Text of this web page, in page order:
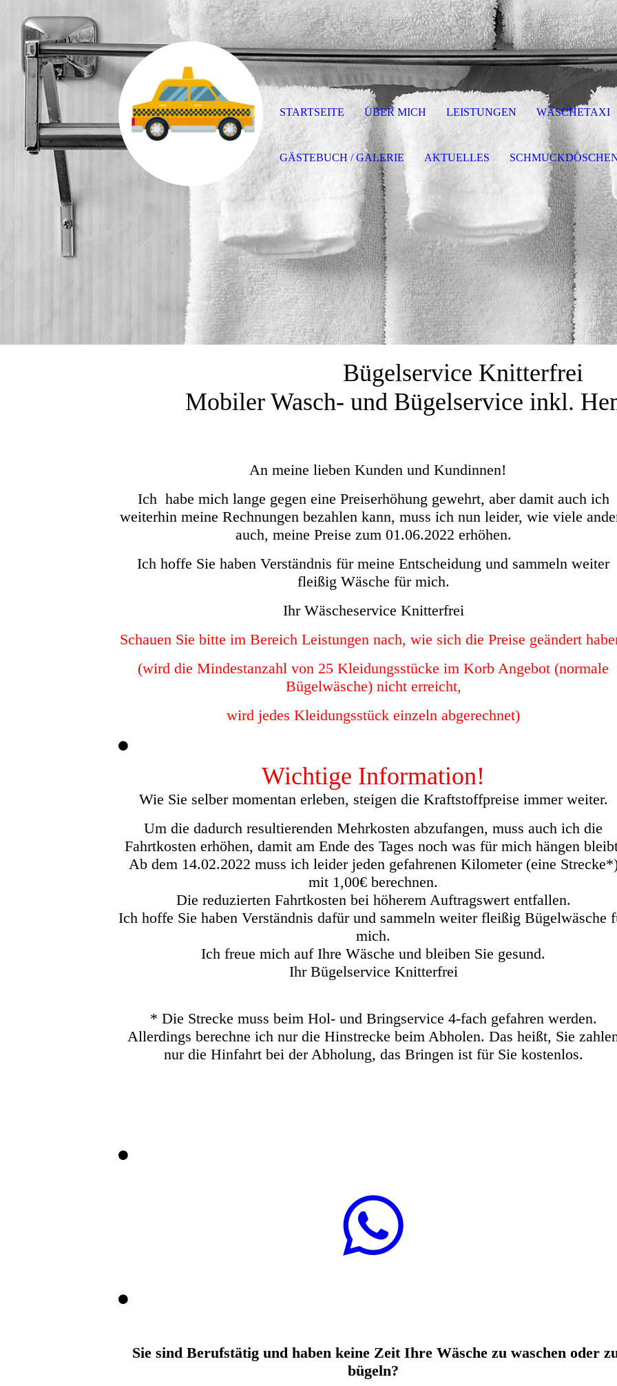
Bügelservice Knitterfrei
Mobiler Wasch- und Bügelservice inkl.
An meine lieben Kunden und Kundinnen!
Ich habe mich lange gegen eine Preiserhöhung gewehrt, aber damit auch ich
weiterhin meine Rechnungen bezahlen kann, muss ich nun leider, wie viele
auch, meine Preise zum 01.06.2022 erhöhen.
Ich hoffe Sie haben Verständnis für meine Entscheidung und sammeln weiter
fleißig Wäsche für mich.
Ihr Wäscheservice Knitterfrei
Schauen Sie bitte im Bereich Leistungen nach, wie sich die Preise geändert
(wird die Mindestanzahl von 25 Kleidungsstücke im Korb Angebot (normale
Bügelwäsche) nicht erreicht,
wird jedes Kleidungsstück einzeln abgerechnet)
Wichtige Information!
Wie Sie selber momentan erleben, steigen die Kraftstoffpreise immer weiter.
Um die dadurch resultierenden Mehrkosten abzufangen, muss auch ich die
Fahrtkosten erhöhen, damit am Ende des Tages noch was für mich hängen
Ab dem 14.02.2022 muss ich leider jeden gefahrenen Kilometer (eine
mit 1,00€ berechnen.
Die reduzierten Fahrtkosten bei höherem Auftragswert entfallen.
Ich hoffe Sie haben Verständnis dafür und sammeln weiter fleißig Bügelwäsche
mich.
Ich freue mich auf Ihre Wäsche und bleiben Sie gesund.
Ihr Bügelservice Knitterfrei
* Die Strecke muss beim Hol- und Bringservice 4-fach gefahren werden.
Allerdings berechne ich nur die Hinstrecke beim Abholen. Das heißt, Sie
nur die Hinfahrt bei der Abholung, das Bringen ist für Sie kostenlos.
Sie sind Berufstätig und haben keine Zeit Ihre Wäsche zu waschen oder
bügeln?
STARTSEITE ÜBER MICH LEISTUNGEN WÄSCHETAXI
GÄSTEBUCH / GALERIE AKTUELLES